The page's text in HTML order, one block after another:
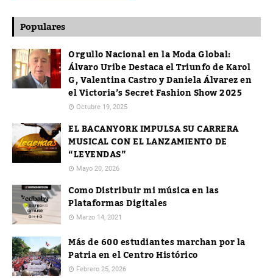
Populares
Orgullo Nacional en la Moda Global:
Álvaro Uribe Destaca el Triunfo de Karol
G, Valentina Castro y Daniela Álvarez en
el Victoria’s Secret Fashion Show 2025
Octubre 19, 2025
EL BACANYORK IMPULSA SU CARRERA
MUSICAL CON EL LANZAMIENTO DE
“LEYENDAS”
Mayo 20, 2026
Como Distribuir mi música en las
Plataformas Digitales
Marzo 14, 2021
Más de 600 estudiantes marchan por la
Patria en el Centro Histórico
Febrero 25, 2026